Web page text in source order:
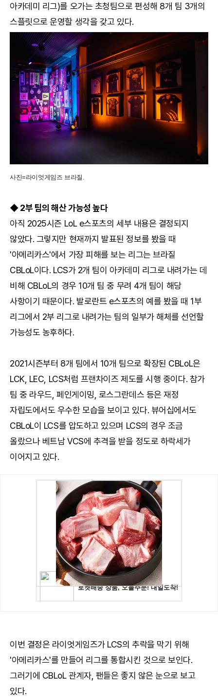
아카데미 리그)를 오가는 초청팀으로 편성해 8개 팀 3개의
스플릿으로 운영할 생각을 갖고 있다.
사진=라이엇게임즈 브라질.
◆ 2부 팀의 해산 가능성 높다
아직 2025시즌 LoL e스포츠의 세부 내용은 결정되지
않았다. 그렇지만 현재까지 발표된 정보를 봤을 때
'아메리카스'에서 가장 피해를 보는 리그는 브라질
CBLoL이다. LCS가 2개 팀이 아카데미 리그로 내려가는 데
비해 CBLoL의 경우 10개 팀 중 무려 4개 팀이 해당
사항이기 때문이다. 발로란트 e스포츠의 예를 봤을 때 1부
리그에서 2부 리그로 내려가는 팀의 일부가 해체를 선언할
가능성도 농후하다.
2021시즌부터 8개 팀에서 10개 팀으로 확장된 CBLoL은
LCK, LEC, LCS처럼 프랜차이즈 제도를 시행 중이다. 참가
팀 중 라우드, 페인게이밍, 로스그란데스 등은 재정
자립도에서도 우수한 모습을 보이고 있다. 뷰어십에서도
CBLoL이 LCS를 압도하고 있으며 LCS의 경우 조금
올랐으나 베트남 VCS에 추격을 받을 정도로 하락세가
이어지고 있다.
이번 결정은 라이엇게임즈가 LCS의 추락을 막기 위해
'아메리카스'를 만들어 리그를 통합시킨 것으로 보인다.
그러기에 CBLoL 관계자, 팬들은 좋지 않은 눈으로 보고
있다.